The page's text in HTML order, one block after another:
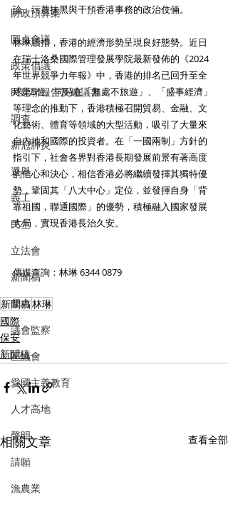
財政預算案
圓桌會議
政策倡議
民建聯報告及建議書
調查
新冠肺炎
選舉
義工
民生
立法會
新聞稿
暴力
議會監察
區議會
愛國主義教育
人才高地
聲明
請願
漁農業
論、污蔑抹黑與干預香港事務的政治伎倆。
林琳續指，香港的經濟形勢呈現良好態勢。近日
在瑞士洛桑國際管理發展學院最新發佈的《2024
年世界競爭力年報》中，香港的排名已回升至全
球第5位。同時在「無處不旅遊」、「盛事經濟」
等理念的推動下，香港積極召開貿易、金融、文
化藝術、體育等領域的大型活動，吸引了大量來
自內地和國際的投資者。在「一國兩制」方針的
指引下，社會各界對香港長期發展前景有著高度
的信心和決心，相信香港必將繼續發揮其獨特優
勢，鞏固其「八大中心」定位，並發揮自身「背
靠祖國，聯通國際」的優勢，積極融入國家發展
大局，實現香港長治久安。
傳媒查詢：林琳 6344 0879
新聞稿林琳
國際
保安
新聞稿
相關文章 查看全部